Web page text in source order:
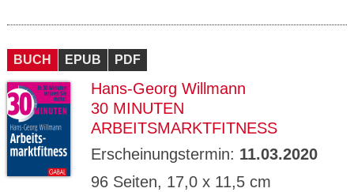
BUCH EPUB PDF
Hans-Georg Willmann
30 MINUTEN
ARBEITSMARKTFITNESS
Erscheinungstermin: 11.03.2020
96 Seiten, 17,0 x 11,5 cm